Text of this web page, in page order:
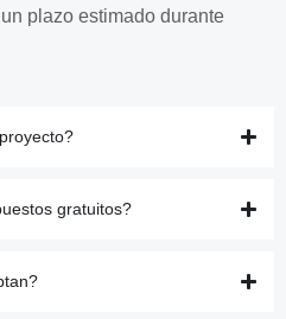
plazo estimado durante
gratuitos?